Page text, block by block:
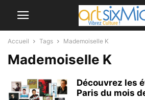
Accueil Tags Mademoiselle K
Mademoiselle K
Découvrez les
Paris du mois